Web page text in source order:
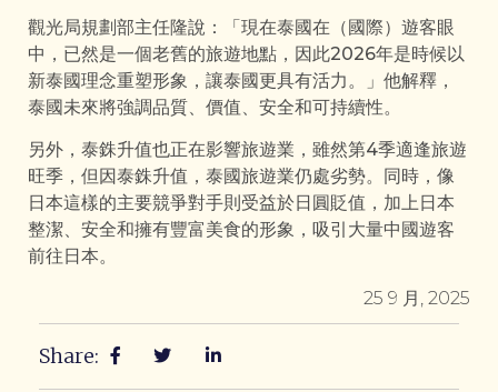
觀光局規劃部主任隆說：「現在泰國在（國際）遊客眼
中，已然是一個老舊的旅遊地點，因此2026年是時候以
新泰國理念重塑形象，讓泰國更具有活力。」他解釋，
泰國未來將強調品質、價值、安全和可持續性。
另外，泰銖升值也正在影響旅遊業，雖然第4季適逢旅遊
旺季，但因泰銖升值，泰國旅遊業仍處劣勢。同時，像
日本這樣的主要競爭對手則受益於日圓貶值，加上日本
整潔、安全和擁有豐富美食的形象，吸引大量中國遊客
前往日本。
25 9 月, 2025
Share: